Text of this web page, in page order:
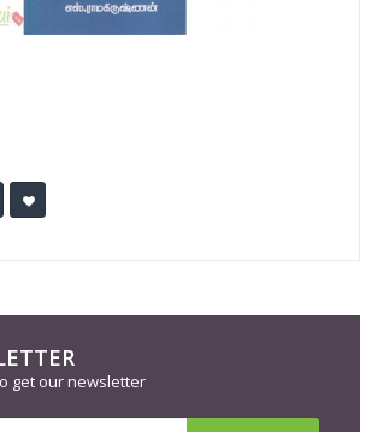
get our newsletter